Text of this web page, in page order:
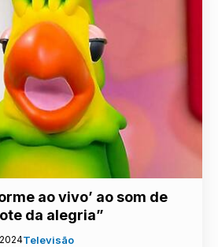
ao vivo’ ao som de
da alegria”
Televisão